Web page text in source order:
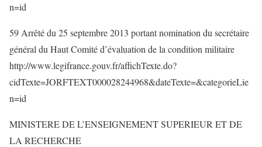
n=id
59 Arrêté du 25 septembre 2013 portant nomination du secrétaire
général du Haut Comité d’évaluation de la condition militaire
http://www.legifrance.gouv.fr/affichTexte.do?
cidTexte=JORFTEXT000028244968&dateTexte=&categorieLie
n=id
MINISTERE DE L’ENSEIGNEMENT SUPERIEUR ET DE
LA RECHERCHE